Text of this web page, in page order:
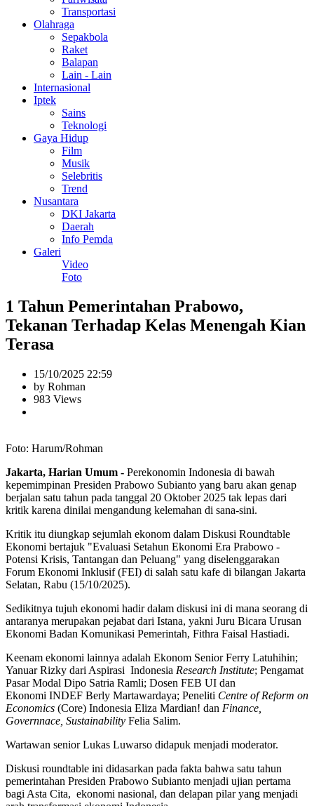
Transportasi
Olahraga
Sepakbola
Raket
Balapan
Lain - Lain
Internasional
Iptek
Sains
Teknologi
Gaya Hidup
Film
Musik
Selebritis
Trend
Nusantara
DKI Jakarta
Daerah
Info Pemda
Galeri
Video
Foto
1 Tahun Pemerintahan Prabowo,
Tekanan Terhadap Kelas Menengah Kian
Terasa
15/10/2025 22:59
by Rohman
983 Views
Foto: Harum/Rohman
Jakarta, Harian Umum - Perekonomin Indonesia di bawah
kepemimpinan Presiden Prabowo Subianto yang baru akan genap
berjalan satu tahun pada tanggal 20 Oktober 2025 tak lepas dari
kritik karena dinilai mengandung kelemahan di sana-sini.
Kritik itu diungkap sejumlah ekonom dalam Diskusi Roundtable
Ekonomi bertajuk "Evaluasi Setahun Ekonomi Era Prabowo -
Potensi Krisis, Tantangan dan Peluang" yang diselenggarakan
Forum Ekonomi Inklusif (FEI) di salah satu kafe di bilangan Jakarta
Selatan, Rabu (15/10/2025).
Sedikitnya tujuh ekonomi hadir dalam diskusi ini di mana seorang di
antaranya merupakan pejabat dari Istana, yakni Juru Bicara Urusan
Ekonomi Badan Komunikasi Pemerintah, Fithra Faisal Hastiadi.
Keenam ekonomi lainnya adalah Ekonom Senior Ferry Latuhihin;
Yanuar Rizky dari Aspirasi Indonesia Research Institute; Pengamat
Pasar Modal Dipo Satria Ramli; Dosen FEB UI dan
Ekonomi INDEF Berly Martawardaya; Peneliti Centre of Reform on
Economics (Core) Indonesia Eliza Mardian! dan Finance,
Governnace, Sustainability Felia Salim.
Wartawan senior Lukas Luwarso didapuk menjadi moderator.
Diskusi roundtable ini didasarkan pada fakta bahwa satu tahun
pemerintahan Presiden Prabowo Subianto menjadi ujian pertama
bagi Asta Cita, ekonomi nasional, dan delapan pilar yang menjadi